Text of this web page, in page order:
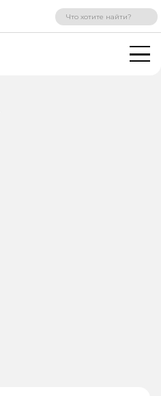
ВХОД РЕГИСТРАЦИЯ